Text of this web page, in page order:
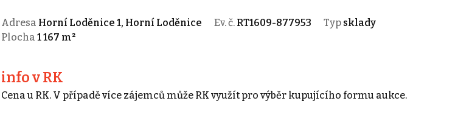
Adresa Horní Loděnice 1, Horní Loděnice Ev. č. RT1609-877953 Typ sklady
Plocha 1 167 m²
info v RK
Cena u RK. V případě více zájemců může RK využít pro výběr kupujícího formu aukce.